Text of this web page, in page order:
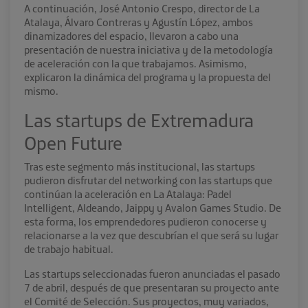
A continuación, José Antonio Crespo, director de La
Atalaya, Álvaro Contreras y Agustín López, ambos
dinamizadores del espacio, llevaron a cabo una
presentación de nuestra iniciativa y de la metodología
de aceleración con la que trabajamos. Asimismo,
explicaron la dinámica del programa y la propuesta del
mismo.
Las startups de Extremadura
Open Future
Tras este segmento más institucional, las startups
pudieron disfrutar del networking con las startups que
continúan la aceleración en La Atalaya: Padel
Intelligent, Aldeando, Jaippy y Avalon Games Studio. De
esta forma, los emprendedores pudieron conocerse y
relacionarse a la vez que descubrían el que será su lugar
de trabajo habitual.
Las startups seleccionadas fueron anunciadas el pasado
7 de abril, después de que presentaran su proyecto ante
el Comité de Selección. Sus proyectos, muy variados,